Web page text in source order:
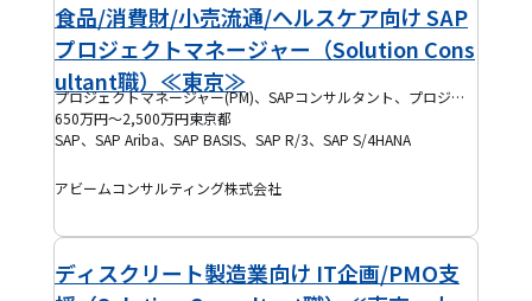
食品/消費財/小売流通/ヘルスケア向け SAP
プロジェクトマネージャー（Solution Cons
ultant職）≪東京≫
プロジェクトマネージャー(PM)、SAPコンサルタント、プロジェクトリーダー(PL)
650万円～2,500万円東京都
SAP、SAP Ariba、SAP BASIS、SAP R/3、SAP S/4HANA
アビームコンサルティング株式会社
ディスクリート製造業向け IT企画/PMO支